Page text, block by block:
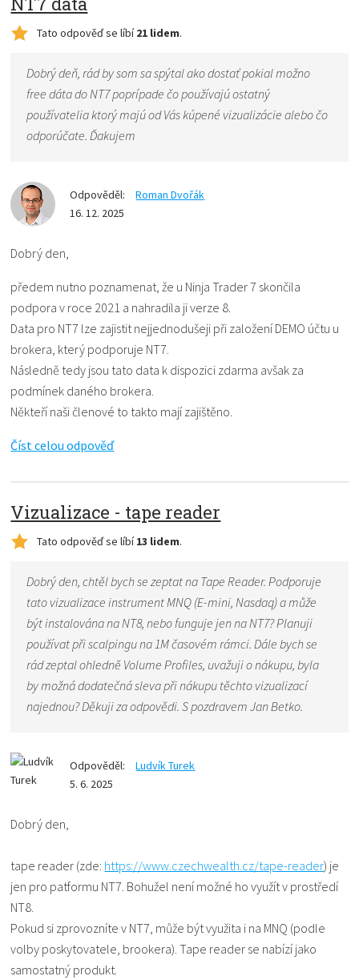
Tato odpověď se líbí21 lidem.
Dobrý deň, rád by som sa spýtal ako dostať pokial možno
free dáta do NT7 poprípade čo používajú ostatný
používatelia ktorý majú od Vás kúpené vizualizácie alebo čo
odporúčate. Ďakujem
Odpověděl:
Roman Dvořák
16. 12. 2025
Dobrý den,
předem nutno poznamenat, že u Ninja Trader 7 skončila
podpora v roce 2021 a nahradila ji verze 8.
Data pro NT7 lze zajistit nejjednodušeji při založení DEMO účtu u
brokera, který podporuje NT7.
Následně tedy jsou tato data k dispozici zdarma avšak za
podmínek daného brokera.
Někteří naši členové to takto mají zajištěno.
Číst celou odpověď
Tato odpověď se líbí13 lidem.
Vizualizace - tape reader
Dobrý den, chtěl bych se zeptat na Tape Reader. Podporuje
tato vizualizace instrument MNQ (E-mini, Nasdaq) a může
být instalována na NT8, nebo funguje jen na NT7? Planuji
používat při scalpingu na 1M časovém rámci. Dále bych se
rád zeptal ohledně Volume Profiles, uvažuji o nákupu, byla
by možná dodatečná sleva při nákupu těchto vizualizací
najednou? Děkuji za odpovědi. S pozdravem Jan Betko.
Odpověděl:
Ludvík Turek
5. 6. 2025
Dobrý den,
tape reader (zde: https://www.czechwealth.cz/tape-reader) je
jen pro patformu NT7. Bohužel není možné ho využít v prostředí
NT8.
Pokud si zprovozníte v NT7, může být využita i na MNQ (podle
volby poskytovatele, brookera). Tape reader se nabízí jako
samostatný produkt.